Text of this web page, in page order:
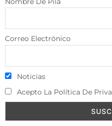
Correo Electrónico
Noticias
Acepto La Política De